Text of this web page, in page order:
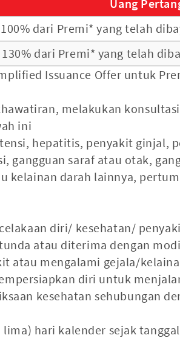
Uang
100% dari Premi* yang telah
130% dari Premi* yang telah
Issuance Offer untuk
melakukan
ini
hepatitis, penyakit ginjal,
gangguan saraf atau otak,
kelainan darah lainnya,
diri/ kesehatan/
atau diterima dengan
atau mengalami gejala/
diri untuk
kesehatan sehubungan
hari kalender sejak